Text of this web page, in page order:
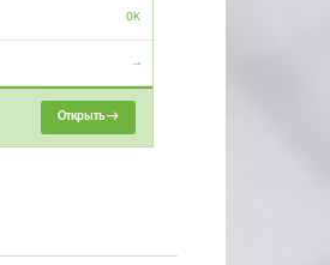
OK
→
Открыть →